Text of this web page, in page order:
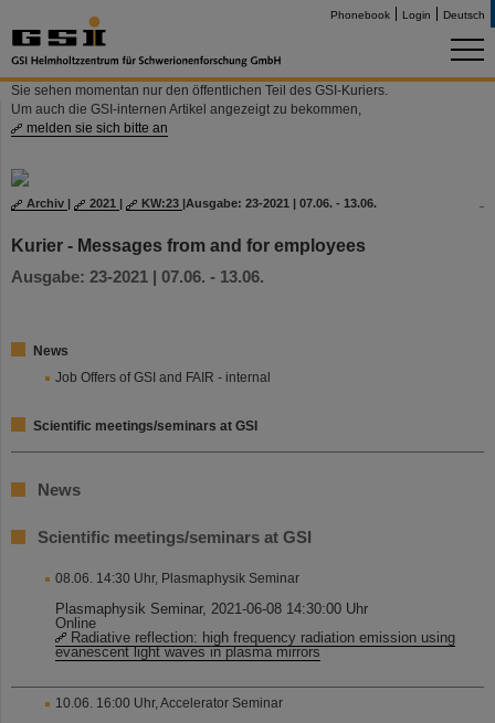
Phonebook Login Deutsch
Sie sehen momentan nur den öffentlichen Teil des GSI-Kuriers.
Um auch die GSI-internen Artikel angezeigt zu bekommen,
melden sie sich bitte an
Archiv | 2021 | KW:23 |Ausgabe: 23-2021 | 07.06. - 13.06.
Kurier - Messages from and for employees
Ausgabe: 23-2021 | 07.06. - 13.06.
News
Job Offers of GSI and FAIR - internal
Scientific meetings/seminars at GSI
News
Scientific meetings/seminars at GSI
08.06. 14:30 Uhr, Plasmaphysik Seminar
Plasmaphysik Seminar, 2021-06-08 14:30:00 Uhr
Online
Radiative reflection: high frequency radiation emission using
evanescent light waves in plasma mirrors
10.06. 16:00 Uhr, Accelerator Seminar